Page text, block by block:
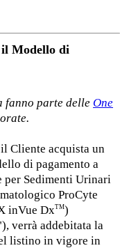
Modello di
fanno parte delle One
Cliente acquista un
di pagamento a
per Sedimenti Urinari
ProCyte
inVue DxTM)
verrà addebitata la
listino in vigore in